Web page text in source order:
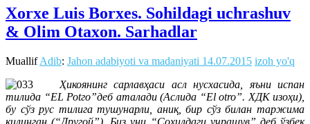
Xorxe Luis Borxes. Sohildagi uchrashuv
& Olim Otaxon. Sarhadlar
MuallifAdib: Jahon adabiyoti va madaniyati 14.07.2015 izoh yo'q
Ҳикоянинг сарлавҳаси асл нусхасида, яъни испан
тилида “ЕL Роtго”деб аталади (Аслида “El otro”. ХДК изоҳи),
бу сўз рус тилига тушунарли, аниқ, бир сўз билан таржима
қилинган (“Другой”). Биз уни “Соҳилдаги учрашув” деб ўзбек